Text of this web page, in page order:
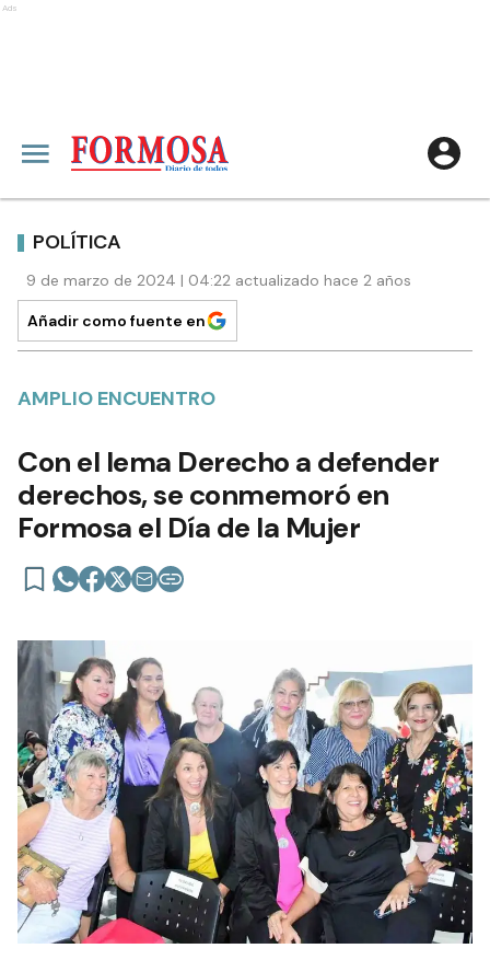
Ads
POLÍTICA
9 de marzo de 2024 | 04:22 actualizado hace 2 años
Añadir como fuente en
AMPLIO ENCUENTRO
Con el lema Derecho a defender
derechos, se conmemoró en
Formosa el Día de la Mujer